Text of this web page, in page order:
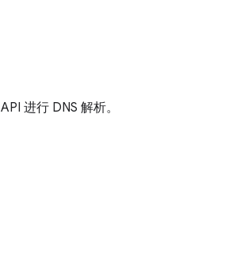
API 进行 DNS 解析。